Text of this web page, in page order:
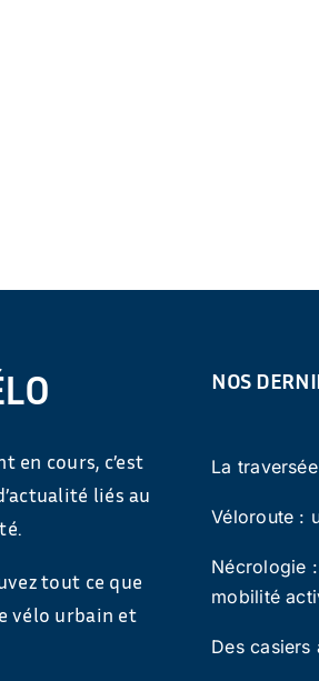
en cours, c’est
liés au
tout ce que
vélo urbain et
NOS
La
Véloroute :
Nécrologie
mobilité
Des casiers